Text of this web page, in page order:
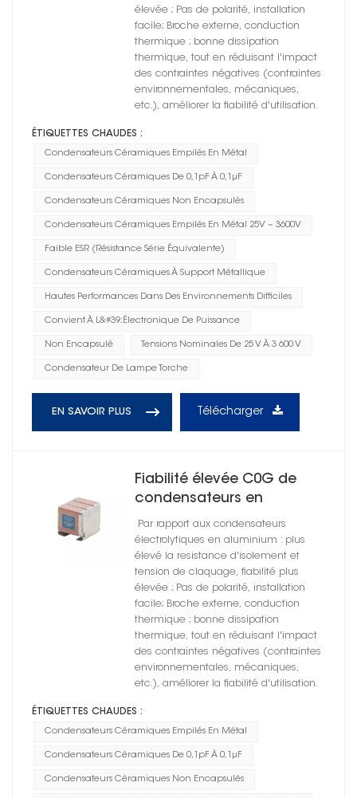
élevée ; Pas de polarité, installation
facile; Broche externe, conduction
thermique ; bonne dissipation
thermique, tout en réduisant l'impact
des contraintes négatives (contraintes
environnementales, mécaniques,
etc.), améliorer la fiabilité d'utilisation.
ÉTIQUETTES CHAUDES :
Condensateurs Céramiques Empilés En Métal
Condensateurs Céramiques De 0,1pF À 0,1μF
Condensateurs Céramiques Non Encapsulés
Condensateurs Céramiques Empilés En Métal 25V ~ 3600V
Faible ESR (résistance Série Équivalente)
Condensateurs Céramiques À Support Métallique
Hautes Performances Dans Des Environnements Difficiles
Convient À L&#39;électronique De Puissance
Non Encapsulé Tensions Nominales De 25 V À 3 600 V
Condensateur De Lampe Torche
EN SAVOIR PLUS Télécharger
Fiabilité élevée C0G de
condensateurs en
céramique de support en
métal non encapsulé
Par rapport aux condensateurs
électrolytiques en aluminium : plus
élevé la resistance d'isolement et
tension de claquage, fiabilité plus
élevée ; Pas de polarité, installation
facile; Broche externe, conduction
thermique ; bonne dissipation
thermique, tout en réduisant l'impact
des contraintes négatives (contraintes
environnementales, mécaniques,
etc.), améliorer la fiabilité d'utilisation.
ÉTIQUETTES CHAUDES :
Condensateurs Céramiques Empilés En Métal
Condensateurs Céramiques De 0,1pF À 0,1μF
Condensateurs Céramiques Non Encapsulés